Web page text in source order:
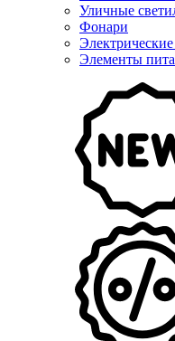
Уличные
Фонари
Элементы